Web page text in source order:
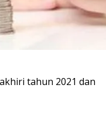
tahun 2021 dan